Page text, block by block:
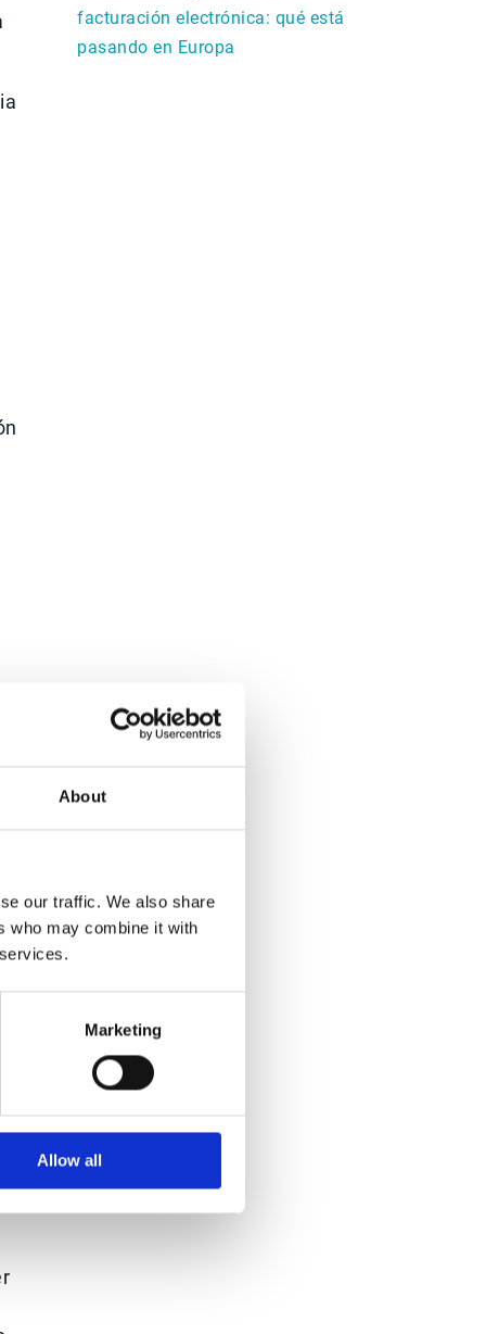
About
our traffic. We also share
who may combine it with
Marketing
Allow all
facturación electrónica: qué está
pasando en Europa